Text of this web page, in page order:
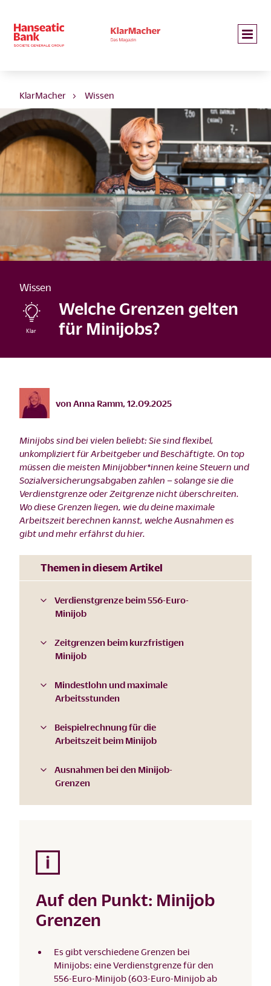
KlarMacher Wissen
Wissen
Welche Grenzen gelten
für Minijobs?
von Anna Ramm 12.09.2025
Minijobs sind bei vielen beliebt: Sie sind flexibel,
unkompliziert für Arbeitgeber und Beschäftigte. On top
müssen die meisten Minijobber*innen keine Steuern und
Sozialversicherungsabgaben zahlen – solange sie die
Verdienstgrenze oder Zeitgrenze nicht überschreiten.
Wo diese Grenzen liegen, wie du deine maximale
Arbeitszeit berechnen kannst, welche Ausnahmen es
gibt und mehr erfährst du hier.
Themen in diesem Artikel
Verdienstgrenze beim 556-Euro-
Minijob
Zeitgrenzen beim kurzfristigen
Minijob
Mindestlohn und maximale
Arbeitsstunden
Beispielrechnung für die
Arbeitszeit beim Minijob
Ausnahmen bei den Minijob-
Grenzen
Auf den Punkt: Minijob
Grenzen
Es gibt verschiedene Grenzen bei
Minijobs: eine Verdienstgrenze für den
556-Euro-Minijob (603-Euro-Minijob ab